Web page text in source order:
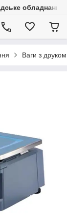
обладнання
Ваги з